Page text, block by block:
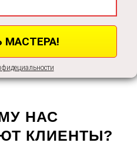
НАС
КЛИЕНТЫ?